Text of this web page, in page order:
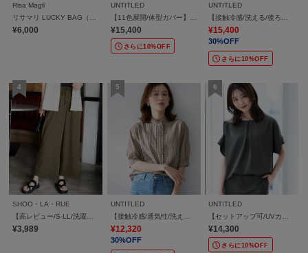
Risa Magli
¥6,000
UNTITLED
¥15,400
さらに10%OFF
UNTITLED
¥15,400
30%OFF
さらに10%OFF
SHOO・LA・RUE
¥3,989
UNTITLED
¥12,320
30%OFF
UNTITLED
¥14,300
さらに10%OFF